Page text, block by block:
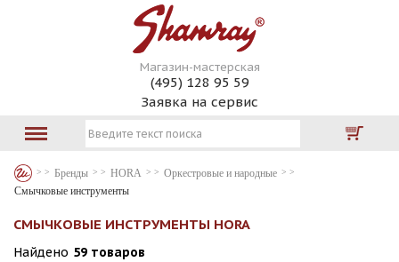
Магазин-мастерская
(495) 128 95 59
Заявка на сервис
Бренды HORA
Оркестровые и народные
Смычковые инструменты
СМЫЧКОВЫЕ ИНСТРУМЕНТЫ HORA
Найдено 59 товаров